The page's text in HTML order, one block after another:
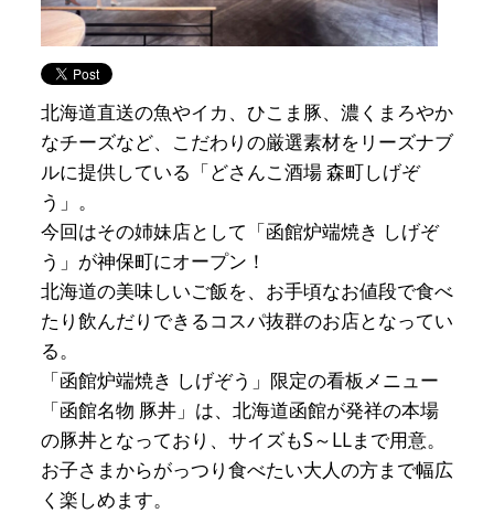
北海道直送の魚やイカ、ひこま豚、濃くまろやか
なチーズなど、こだわりの厳選素材をリーズナブ
ルに提供している「どさんこ酒場 森町しげぞ
う」。
今回はその姉妹店として「函館炉端焼き しげぞ
う」が神保町にオープン！
北海道の美味しいご飯を、お手頃なお値段で食べ
たり飲んだりできるコスパ抜群のお店となってい
る。
「函館炉端焼き しげぞう」限定の看板メニュー
「函館名物 豚丼」は、北海道函館が発祥の本場
の豚丼となっており、サイズもS～LLまで用意。
お子さまからがっつり食べたい大人の方まで幅広
く楽しめます。